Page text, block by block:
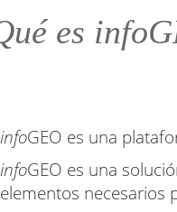
es
infoGEO es una
infoGEO es una
elementos necesarios